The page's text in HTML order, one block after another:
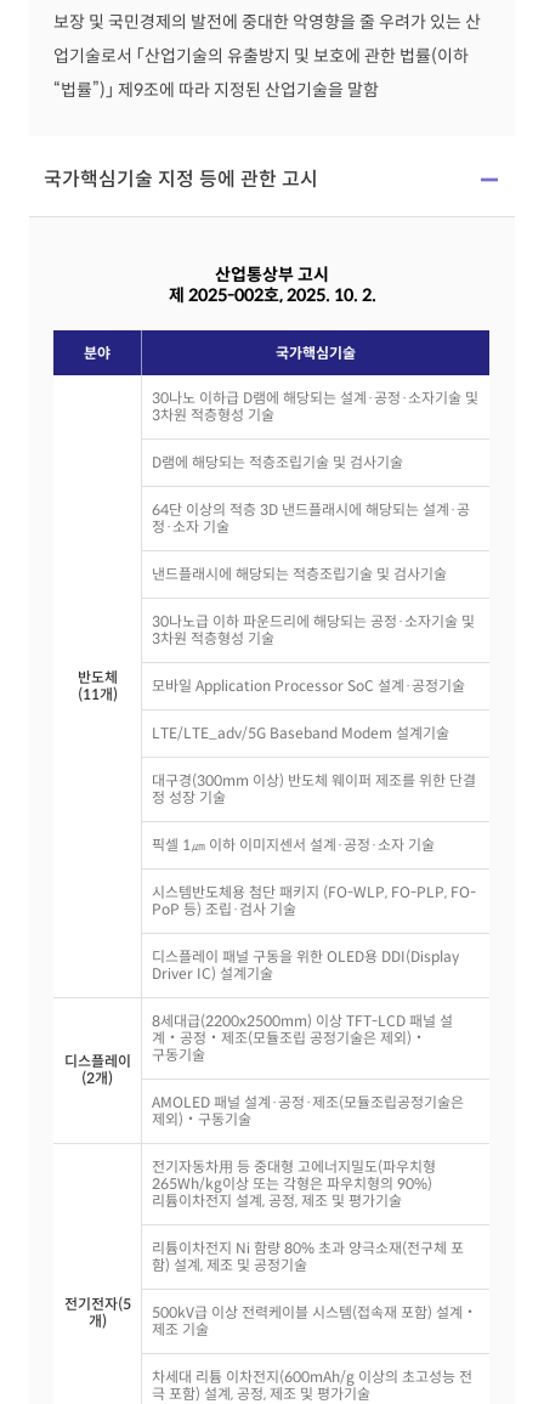
보장 및 국민경제의 발전에 중대한 악영향을 줄 우려가 있는 산
업기술로서 「산업기술의 유출방지 및 보호에 관한 법률(이하
“법률”)」 제9조에 따라 지정된 산업기술을 말함
국가핵심기술 지정 등에 관한 고시
산업통상부 고시
제 2025-002호, 2025. 10. 2.
분야 국가핵심기술
반도체
(11개)
30나노 이하급 D램에 해당되는 설계·공정·소자기술 및
3차원 적층형성 기술
D램에 해당되는 적층조립기술 및 검사기술
64단 이상의 적층 3D 낸드플래시에 해당되는 설계·공
정·소자 기술
낸드플래시에 해당되는 적층조립기술 및 검사기술
30나노급 이하 파운드리에 해당되는 공정·소자기술 및
3차원 적층형성 기술
모바일 Application Processor SoC 설계·공정기술
LTE/LTE_adv/5G Baseband Modem 설계기술
대구경(300mm 이상) 반도체 웨이퍼 제조를 위한 단결
정 성장 기술
픽셀 1㎛ 이하 이미지센서 설계·공정·소자 기술
시스템반도체용 첨단 패키지 (FO-WLP, FO-PLP, FO-
PoP 등) 조립·검사 기술
디스플레이 패널 구동을 위한 OLED용 DDI(Display
Driver IC) 설계기술
디스플레이
(2개)
8세대급(2200x2500mm) 이상 TFT-LCD 패널 설
계‧공정‧제조(모듈조립 공정기술은 제외)‧
구동기술
AMOLED 패널 설계·공정·제조(모듈조립공정기술은
제외)‧구동기술
전기전자(5
개)
전기자동차用 등 중대형 고에너지밀도(파우치형
265Wh/kg이상 또는 각형은 파우치형의 90%)
리튬이차전지 설계, 공정, 제조 및 평가기술
리튬이차전지 Ni 함량 80% 초과 양극소재(전구체 포
함) 설계, 제조 및 공정기술
500kV급 이상 전력케이블 시스템(접속재 포함) 설계‧
제조 기술
차세대 리튬 이차전지(600mAh/g 이상의 초고성능 전
극 포함) 설계, 공정, 제조 및 평가기술